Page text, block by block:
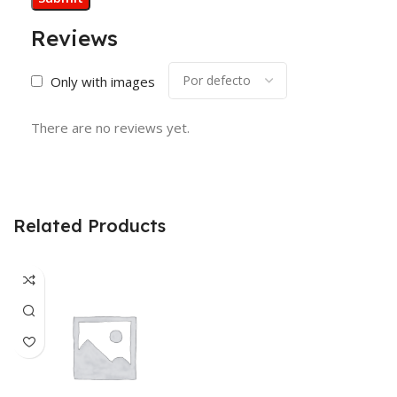
Reviews
Only with images
There are no reviews yet.
Related Products